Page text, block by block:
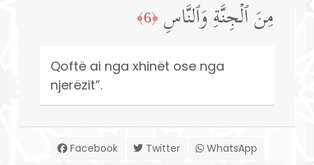
مِنَ ٱلۡجِنَّةِ وَٱلنَّاسِ ﴿6﴾
Qoftë ai nga xhinët ose nga
njerëzit”.
Facebook Twitter
WhatsApp